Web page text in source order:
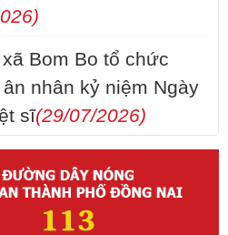
Bom Bo tổ chức
nhân kỷ niệm Ngày
sĩ(29/07/2026)